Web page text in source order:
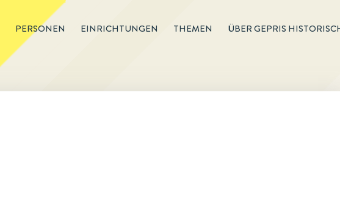
PERSONEN EINRICHTUNGEN THEMEN ÜBER GEPRIS